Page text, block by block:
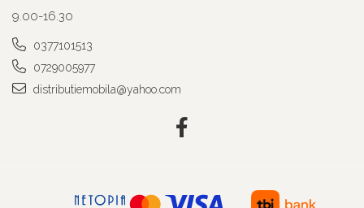
9.00-16.30
0377101513
0729005977
distributiemobila@yahoo.com